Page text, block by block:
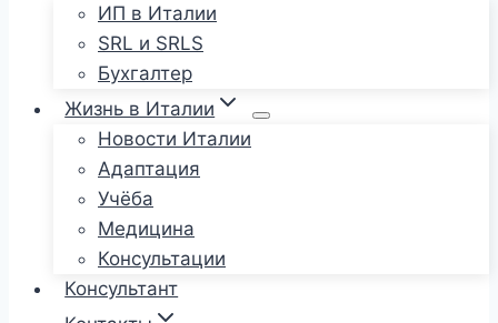
ИП в Италии
SRL и SRLS
Бухгалтер
Жизнь в Италии
Новости Италии
Адаптация
Учёба
Медицина
Консультации
Консультант